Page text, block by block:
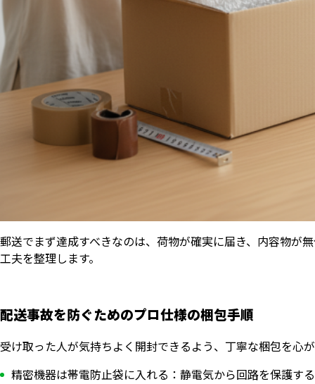
郵送でまず達成すべきなのは、荷物が確実に届き、内容物が
工夫を整理します。
配送事故を防ぐためのプロ仕様の梱包手順
受け取った人が気持ちよく開封できるよう、丁寧な梱包を心
精密機器は帯電防止袋に入れる：静電気から回路を保護する